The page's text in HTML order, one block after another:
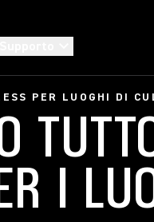
PER LUOGHI DI
I